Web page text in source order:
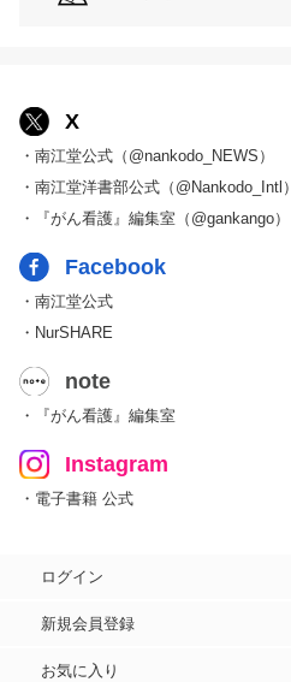
X
・南江堂公式（@nankodo_NEWS）
・南江堂洋書部公式（@Nankodo_Intl）
・『がん看護』編集室（@gankango）
Facebook
・南江堂公式
・NurSHARE
note
・『がん看護』編集室
Instagram
・電子書籍 公式
ログイン
新規会員登録
お気に入り